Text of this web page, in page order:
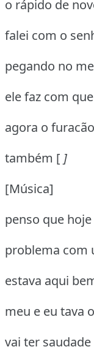
o rápido de
falei com o
pegando no
ele faz com
agora o
também [ ]
[Música]
penso que
problema com
estava aqui
meu e eu tava
vai ter saudade